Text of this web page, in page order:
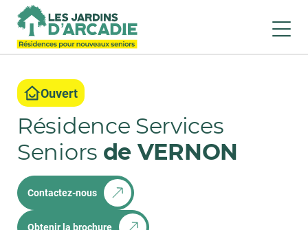
Ouvert
Résidence Services
Seniors de VERNON
Obtenir la brochure
Contactez-nous